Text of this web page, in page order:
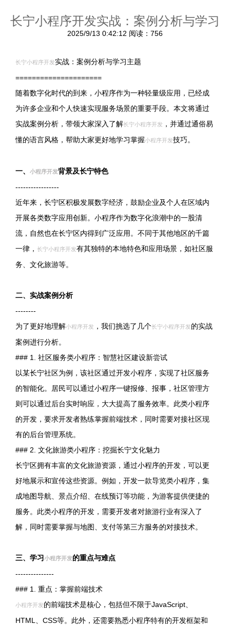
长宁小程序开发实战：案例分析与学习
2025/9/13 0:42:12 阅读：756
长宁小程序开发实战：案例分析与学习主题
=====================
随着数字化时代的到来，小程序作为一种轻量级应用，已经成
为许多企业和个人快速实现服务场景的重要手段。本文将通过
实战案例分析，带领大家深入了解长宁小程序开发 ，并通过通俗易
懂的语言风格，帮助大家更好地学习掌握小程序开发技巧。
一、 小程序开发背景及长宁特色
-----------------
近年来，长宁区积极发展数字经济，鼓励企业及个人在区域内
开展各类数字应用创新。小程序作为数字化浪潮中的一股清
流，自然也在长宁区内得到广泛应用。不同于其他地区的千篇
一律， 长宁小程序开发有其独特的本地特色和应用场景，如社区服
务、文化旅游等。
二、实战案例分析
--------
为了更好地理解小程序开发 ，我们挑选了几个长宁小程序开发的实战
案例进行分析。
### 1. 社区服务类小程序：智慧社区建设新尝试
以某长宁社区为例，该社区通过开发小程序，实现了社区服务
的智能化。居民可以通过小程序一键报修、报事，社区管理方
则可以通过后台实时响应，大大提高了服务效率。此类小程序
的开发，要求开发者熟练掌握前端技术，同时需要对接社区现
有的后台管理系统。
### 2. 文化旅游类小程序：挖掘长宁文化魅力
长宁区拥有丰富的文化旅游资源，通过小程序的开发，可以更
好地展示和宣传这些资源。例如，开发一款导览类小程序，集
成地图导航、景点介绍、在线预订等功能，为游客提供便捷的
服务。此类小程序的开发，需要开发者对旅游行业有深入了
解，同时需要掌握与地图、支付等第三方服务的对接技术。
三、学习小程序开发的重点与难点
---------------
### 1. 重点：掌握前端技术
小程序开发的前端技术是核心，包括但不限于JavaScript、
HTML、CSS等。此外，还需要熟悉小程序特有的开发框架和